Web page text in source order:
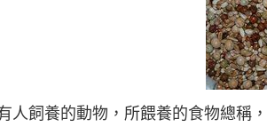
人飼養的動物，所餵養的食物總稱